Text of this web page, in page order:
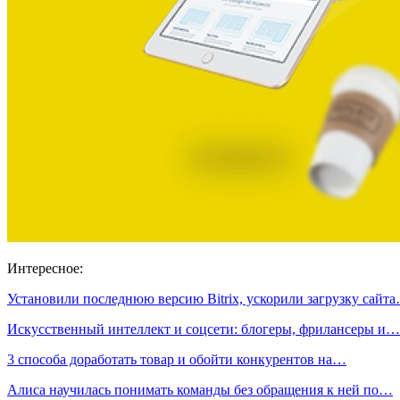
Интересное:
Установили последнюю версию Bitrix, ускорили загрузку
Искусственный интеллект и соцсети: блогеры, фрилансеры и…
3 способа доработать товар и обойти конкурентов на…
Алиса научилась понимать команды без обращения к ней по…